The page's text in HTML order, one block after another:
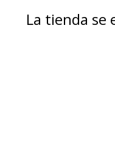
La tienda